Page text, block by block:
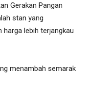
Gerakan Pangan
stan yang
harga lebih terjangkau
menambah semarak